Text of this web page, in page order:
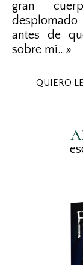
gran
antes de
sobre mí…»
QUIERO